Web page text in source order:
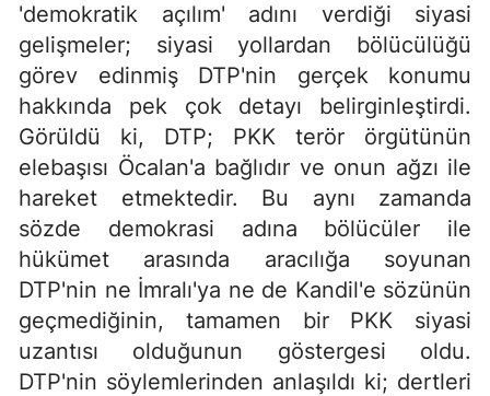
'demokratik açılım' adını verdiği siyasi
gelişmeler; siyasi yollardan bölücülüğü
görev edinmiş DTP'nin gerçek konumu
hakkında pek çok detayı belirginleştirdi.
Görüldü ki, DTP; PKK terör örgütünün
elebaşısı Öcalan'a bağlıdır ve onun ağzı ile
hareket etmektedir. Bu aynı zamanda
sözde demokrasi adına bölücüler ile
hükümet arasında aracılığa soyunan
DTP'nin ne İmralı'ya ne de Kandil'e sözünün
geçmediğinin, tamamen bir PKK siyasi
uzantısı olduğunun göstergesi oldu.
DTP'nin söylemlerinden anlaşıldı ki; dertleri